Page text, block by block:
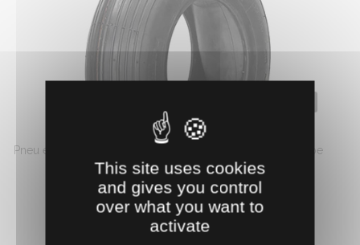
PNEU & CHAMBRE À AIR 480/400-8 4 PLIS
Pneu et chambre à air pour brouette 4 plis. Profil ligné, type
...
15.98 €HT
This site uses cookies
and gives you control
over what you want to
activate